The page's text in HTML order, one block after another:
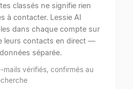
classés ne signifie rien
à contacter. Lessie AI
dans chaque compte sur
leurs contacts en direct —
séparée.
mails vérifiés, confirmés au